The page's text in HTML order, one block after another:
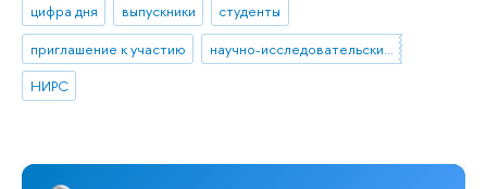
цифра дня выпускники
студенты
приглашение к участию
научно-исследовательские работы
НИРС